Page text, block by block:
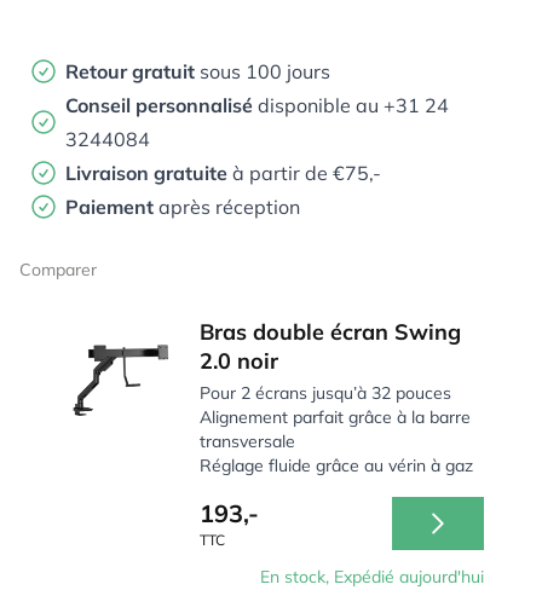
Retour gratuit sous 100 jours
Conseil personnalisé disponible au +31 24
3244084
Livraison gratuite à partir de €75,-
Paiement après réception
Comparer
Bras double écran Swing
2.0 noir
Pour 2 écrans jusqu’à 32 pouces
Alignement parfait grâce à la barre
transversale
Réglage fluide grâce au vérin à gaz
193,-
TTC
En stock, Expédié aujourd'hui